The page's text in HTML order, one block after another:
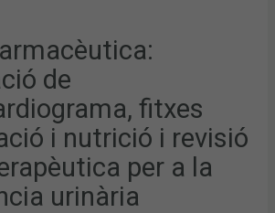
de
fitxes
i nutrició i revisió
per a la
urinària